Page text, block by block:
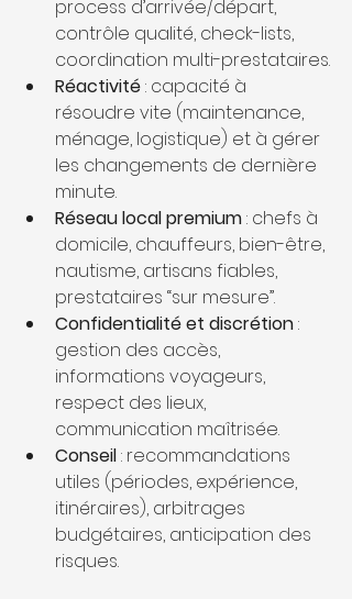
process d’arrivée/départ,
contrôle qualité, check-lists,
coordination multi-prestataires.
Réactivité : capacité à
résoudre vite (maintenance,
ménage, logistique) et à gérer
les changements de dernière
minute.
Réseau local premium : chefs à
domicile, chauffeurs, bien-être,
nautisme, artisans fiables,
prestataires “sur mesure”.
Confidentialité et discrétion :
gestion des accès,
informations voyageurs,
respect des lieux,
communication maîtrisée.
Conseil : recommandations
utiles (périodes, expérience,
itinéraires), arbitrages
budgétaires, anticipation des
risques.